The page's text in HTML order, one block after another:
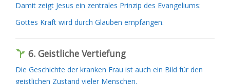
Damit zeigt Jesus ein zentrales Prinzip des Evangeliums:
Gottes Kraft wird durch Glauben empfangen.
6. Geistliche Vertiefung
Die Geschichte der kranken Frau ist auch ein Bild für den
geistlichen Zustand vieler Menschen.